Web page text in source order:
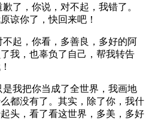
了，你说，对不起，我错了。
谅你了，快回来吧！
起，你看，多善良，多好的阿
我，也辜负了自己，帮我转告
我把你当成了全世界，我画地
都没有了。其实，除了你，我什
头，看了看这世界，多美，多好